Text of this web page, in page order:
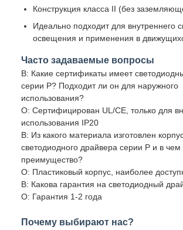
Конструкция класса II (без
Идеально подходит для внутреннего
освещения и применения в
Часто задаваемые вопросы
В: Какие сертификаты имеет
серии P? Подходит ли он для наружного
использования?
О: Сертифицирован UL/CE, только для
использования IP20
В: Из какого материала изготовлен
светодиодного драйвера серии P и в чем
преимущество?
О: Пластиковый корпус, наиболее
В: Какова гарантия на светодиодный
О: Гарантия 1-2 года
Почему выбирают нас?